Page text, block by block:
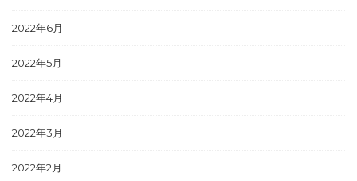
2022年6月
2022年5月
2022年4月
2022年3月
2022年2月